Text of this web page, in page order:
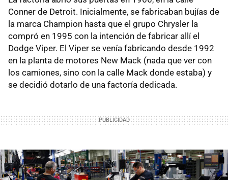
Conner de Detroit. Inicialmente, se fabricaban bujías de
la marca Champion hasta que el grupo Chrysler la
compró en 1995 con la intención de fabricar allí el
Dodge Viper. El Viper se venía fabricando desde 1992
en la planta de motores New Mack (nada que ver con
los camiones, sino con la calle Mack donde estaba) y
se decidió dotarlo de una factoría dedicada.